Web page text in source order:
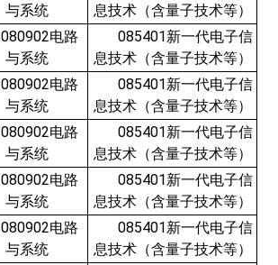
与系统
息技术（含量子技术等）
080902电路
与系统
085401新一代电子信
息技术（含量子技术等）
080902电路
与系统
085401新一代电子信
息技术（含量子技术等）
080902电路
与系统
085401新一代电子信
息技术（含量子技术等）
080902电路
与系统
085401新一代电子信
息技术（含量子技术等）
080902电路
与系统
085401新一代电子信
息技术（含量子技术等）